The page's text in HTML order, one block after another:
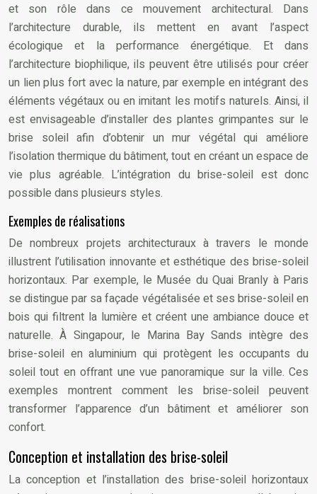
et son rôle dans ce mouvement architectural. Dans
l’architecture durable, ils mettent en avant l’aspect
écologique et la performance énergétique. Et dans
l’architecture biophilique, ils peuvent être utilisés pour créer
un lien plus fort avec la nature, par exemple en intégrant des
éléments végétaux ou en imitant les motifs naturels. Ainsi, il
est envisageable d’installer des plantes grimpantes sur le
brise soleil afin d’obtenir un mur végétal qui améliore
l’isolation thermique du bâtiment, tout en créant un espace de
vie plus agréable. L’intégration du brise-soleil est donc
possible dans plusieurs styles.
Exemples de réalisations
De nombreux projets architecturaux à travers le monde
illustrent l’utilisation innovante et esthétique des brise-soleil
horizontaux. Par exemple, le Musée du Quai Branly à Paris
se distingue par sa façade végétalisée et ses brise-soleil en
bois qui filtrent la lumière et créent une ambiance douce et
naturelle. À Singapour, le Marina Bay Sands intègre des
brise-soleil en aluminium qui protègent les occupants du
soleil tout en offrant une vue panoramique sur la ville. Ces
exemples montrent comment les brise-soleil peuvent
transformer l’apparence d’un bâtiment et améliorer son
confort.
Conception et installation des brise-soleil
La conception et l’installation des brise-soleil horizontaux